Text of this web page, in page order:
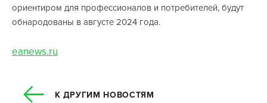
ориентиром для профессионалов и потребителей, будут
обнародованы в августе 2024 года.
eanews.ru
К ДРУГИМ НОВОСТЯМ